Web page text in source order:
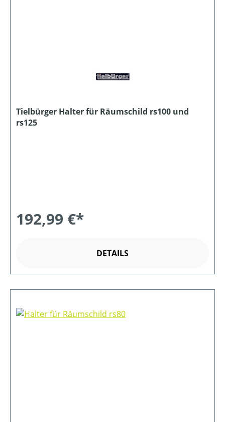
Tielbürger Halter für Räumschild rs100 und
rs125
192,99 €*
DETAILS